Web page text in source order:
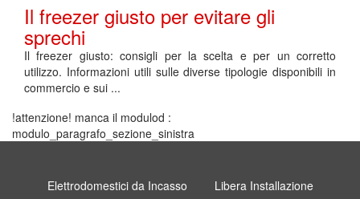
Il freezer giusto per evitare gli
sprechi
Il freezer giusto: consigli per la scelta e per un corretto
utilizzo. Informazioni utili sulle diverse tipologie disponibili in
commercio e sui ...
!attenzione! manca il modulod :
modulo_paragrafo_sezione_sinistra
Elettrodomestici da Incasso Libera Installazione